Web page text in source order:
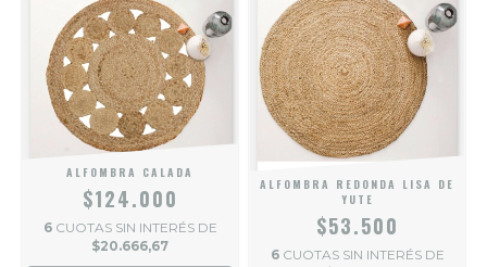
ALFOMBRA CALADA
$124.000
6 CUOTAS SIN INTERÉS DE
$20.666,67
ALFOMBRA REDONDA LISA DE
YUTE
$53.500
6 CUOTAS SIN INTERÉS DE